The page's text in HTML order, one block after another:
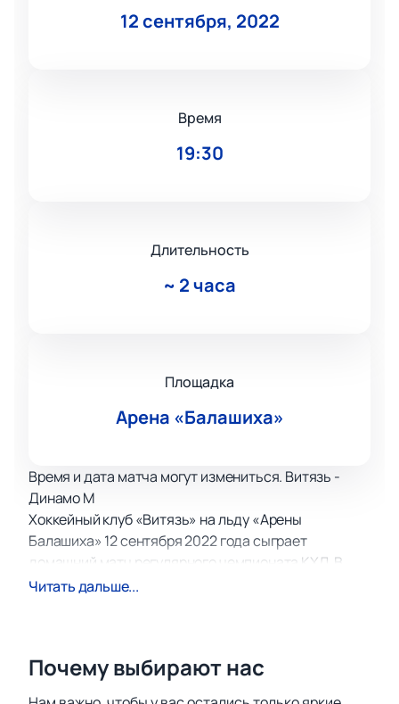
12 сентября, 2022
Время
19:30
Длительность
~ 2 часа
Площадка
Арена «Балашиха»
Время и дата матча могут измениться. Витязь -
Динамо М
Хоккейный клуб «Витязь» на льду «Арены
Балашиха» 12 сентября 2022 года сыграет
домашний матч регулярного чемпионата КХЛ. В
соперниках будет команда «Динамо» (Москва).
выступлении заработал себе имидж крепкого
Читать дальше...
Почему выбирают нас